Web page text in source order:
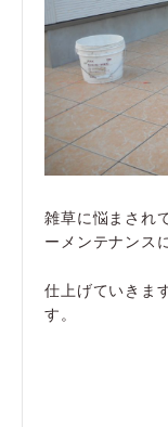
雑草に悩まされ
ーメンテナンス
仕上げていきま
す。